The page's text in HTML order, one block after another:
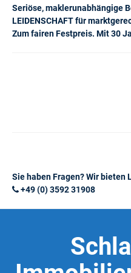
Seriöse, maklerunabhängige
LEIDENSCHAFT für
Zum fairen Festpreis. Mit 30
Sie haben Fragen? Wir bieten
+49 (0) 3592 31908